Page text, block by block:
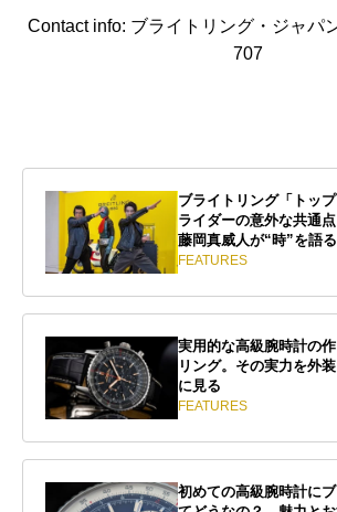
Contact info: ブライトリング・ジャ
707
ブライトリング「トッ
ライダーの意外な共通
藤岡真威人が“時”を語る
FEATURES
実用的な高級腕時計の
リング。その実力を外
に見る
FEATURES
初めての高級腕時計に